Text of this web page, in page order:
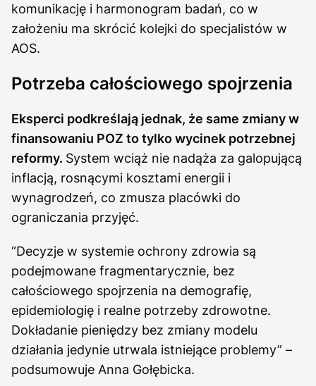
komunikację i harmonogram badań, co w
założeniu ma skrócić kolejki do specjalistów w
AOS.
Potrzeba całościowego spojrzenia
Eksperci podkreślają jednak, że same zmiany w
finansowaniu POZ to tylko wycinek potrzebnej
reformy. System wciąż nie nadąża za galopującą
inflacją, rosnącymi kosztami energii i
wynagrodzeń, co zmusza placówki do
ograniczania przyjęć.
“Decyzje w systemie ochrony zdrowia są
podejmowane fragmentarycznie, bez
całościowego spojrzenia na demografię,
epidemiologię i realne potrzeby zdrowotne.
Dokładanie pieniędzy bez zmiany modelu
działania jedynie utrwala istniejące problemy” –
podsumowuje Anna Gołębicka.